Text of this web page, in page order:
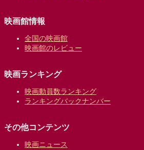
映画館情報
全国の映画館
映画館のレビュー
映画ランキング
映画動員数ランキング
ランキングバックナンバー
その他コンテンツ
映画ニュース